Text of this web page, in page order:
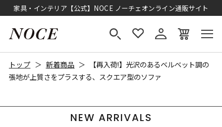
家具・インテリア【公式】NOCE ノーチェオンライン通販サイト
トップ 新着商品
【再入荷!】光沢のあるベルベット調の
張地が上質さをプラスする、スクエア型のソファ
NEW ARRIVALS